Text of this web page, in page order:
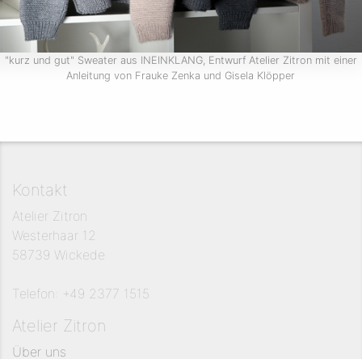
"kurz und gut" Sweater aus INEINKLANG, Entwurf Atelier Zitron mit einer
Anleitung von Frauke Zenka und Gisela Klöpper
Kontakt
Atelier Zitron
Westerhaar 12
58739 Wickede
Telefon: +49 2377 1515
Atelier Zitron
Über uns